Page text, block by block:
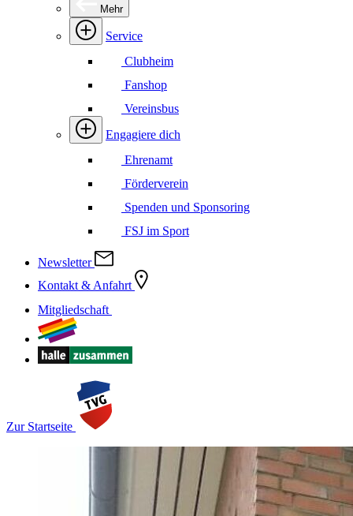
Mehr
Service
Clubheim
Fanshop
Vereinsbus
Engagiere dich
Ehrenamt
Förderverein
Spenden und Sponsoring
FSJ im Sport
Newsletter
Kontakt & Anfahrt
Mitgliedschaft
Zur Startseite